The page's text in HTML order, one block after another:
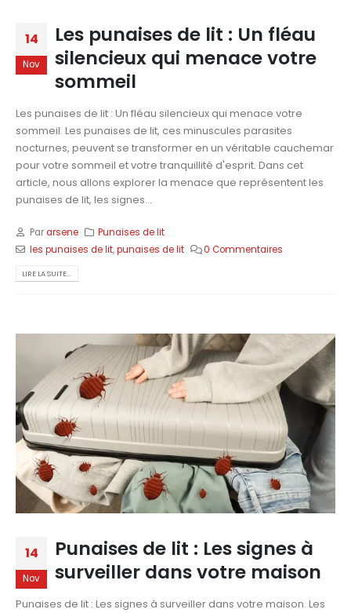
14
Nov
Les punaises de lit : Un fléau
silencieux qui menace votre
sommeil
Les punaises de lit : Un fléau silencieux qui menace votre
sommeil. Les punaises de lit, ces minuscules parasites
nocturnes, peuvent se transformer en un véritable cauchemar
pour votre sommeil et votre tranquillité d'esprit. Dans cet
article, nous allons explorer la menace que représentent les
punaises de lit, les signes...
Pararsene
Punaises de lit
les punaises de lit,punaises de lit 0 Commentaires
LIRE LA SUITE...
14
Nov
Punaises de lit : Les signes à
surveiller dans votre maison
Punaises de lit : Les signes à surveiller dans votre maison. Les